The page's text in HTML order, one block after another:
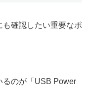
確認したい重要なポ
るのが「USB Power